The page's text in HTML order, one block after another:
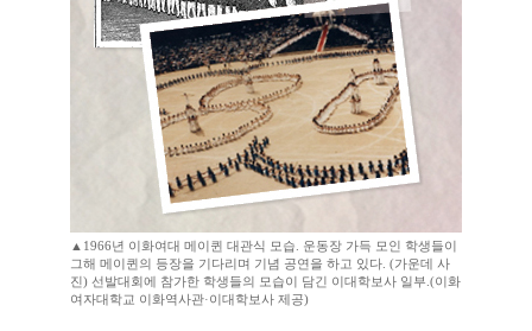
▲1966년 이화여대 메이퀸 대관식 모습. 운동장 가득 모인 학생들이
그해 메이퀸의 등장을 기다리며 기념 공연을 하고 있다. (가운데 사
진) 선발대회에 참가한 학생들의 모습이 담긴 이대학보사 일부.(이화
여자대학교 이화역사관·이대학보사 제공)